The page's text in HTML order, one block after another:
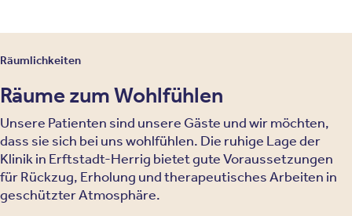
Räumlichkeiten
Räume zum Wohlfühlen
Unsere Patienten sind unsere Gäste und wir möchten,
dass sie sich bei uns wohlfühlen. Die ruhige Lage der
Klinik in Erftstadt-Herrig bietet gute Voraussetzungen
für Rückzug, Erholung und therapeutisches Arbeiten in
geschützter Atmosphäre.